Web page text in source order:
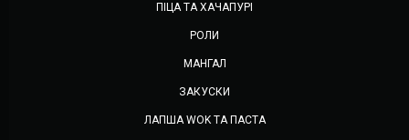
ПІЦА ТА ХАЧАПУРІ
РОЛИ
МАНГАЛ
ЗАКУСКИ
ЛАПША WOK ТА ПАСТА